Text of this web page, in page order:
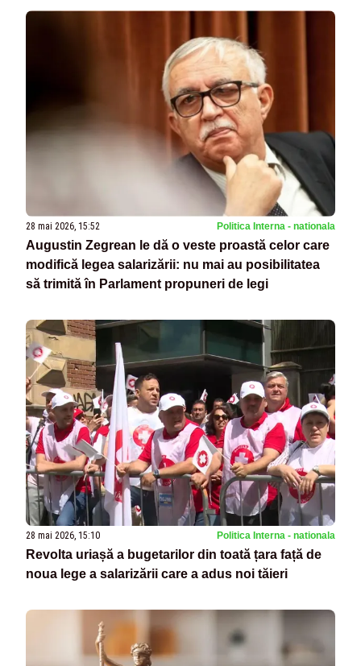
28 mai 2026, 15:52 Politica Interna - nationala
Augustin Zegrean le dă o veste proastă celor care
modifică legea salarizării: nu mai au posibilitatea
să trimită în Parlament propuneri de legi
28 mai 2026, 15:10 Politica Interna - nationala
Revolta uriașă a bugetarilor din toată țara față de
noua lege a salarizării care a adus noi tăieri